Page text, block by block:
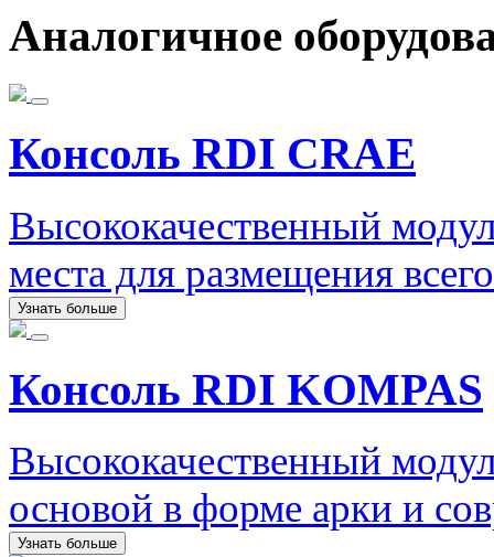
Аналогичное
Консоль RDI CRAE
Высококачественный
места для размещения
Узнать больше
Консоль RDI KOMPAS
Высококачественный
основой в форме арки и
Узнать больше